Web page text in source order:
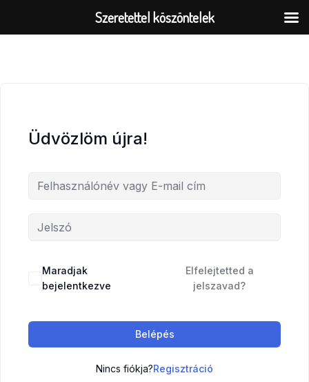
Üdvözlöm újra!
Maradjak
bejelentkezve
Elfelejtetted a
jelszavad?
Belépés
Nincs fiókja?Regisztráció
Szeretettel köszöntelek